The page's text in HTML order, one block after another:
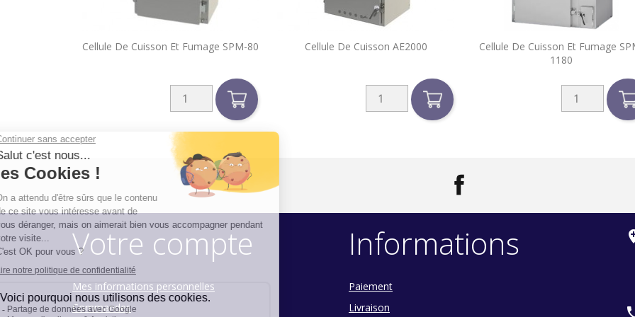
Cellule De Cuisson Et Fumage SPM-80
Aperçu rapide Cellule De Cuisson AE2000
Aperçu rapide
Cellule De Cuisson Et Fumage
1180
Aperçu rapide
Votre compte
Mes informations personnelles
Commandes
Informations
Paiement
Livraison